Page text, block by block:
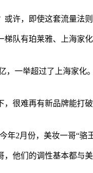
许，即使这套流量法
队有珀莱雅、上海家
，一举超过了上海家
很难再有新品牌能打
年2月份，美妆一哥“
他们的调性基本都